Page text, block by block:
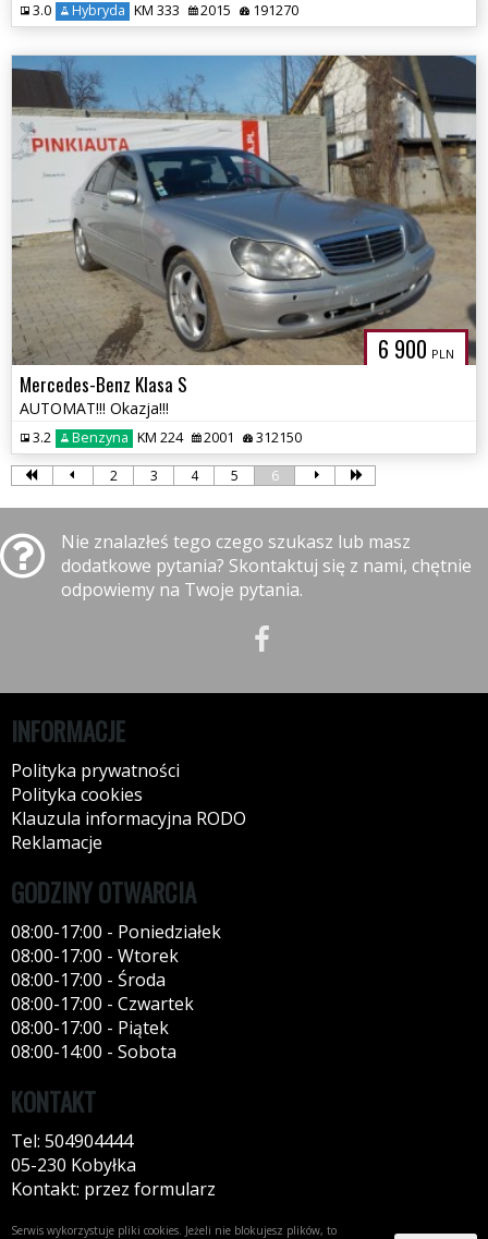
3.0 Hybryda KM 333 2015 191270
6 900 PLN
Mercedes-Benz Klasa S
AUTOMAT!!! Okazja!!!
3.2 Benzyna KM 224 2001 312150
2 3 4 5 6
Nie znalazłeś tego czego szukasz lub masz
dodatkowe pytania? Skontaktuj się z nami, chętnie
odpowiemy na Twoje pytania.
INFORMACJE
Polityka prywatności
Polityka cookies
Klauzula informacyjna RODO
Reklamacje
GODZINY OTWARCIA
08:00-17:00 - Poniedziałek
08:00-17:00 - Wtorek
08:00-17:00 - Środa
08:00-17:00 - Czwartek
08:00-17:00 - Piątek
08:00-14:00 - Sobota
KONTAKT
Tel: 504904444
05-230 Kobyłka
Kontakt: przez formularz
Serwis wykorzystuje pliki cookies. Jeżeli nie blokujesz plików, to